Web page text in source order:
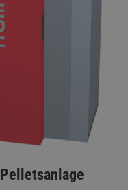
Pelletsanlage